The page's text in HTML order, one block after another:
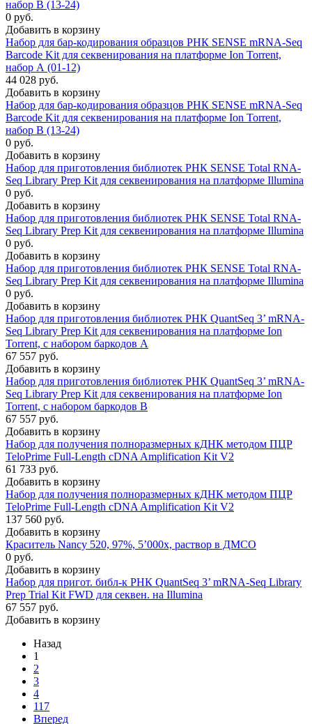
набор В (13-24)
0 руб.
Добавить в корзину
Набор для бар-кодирования образцов РНК SENSE mRNA-Seq
Barcode Kit для секвенирования на платформе Ion Torrent,
набор А (01-12)
44 028 руб.
Добавить в корзину
Набор для бар-кодирования образцов РНК SENSE mRNA-Seq
Barcode Kit для секвенирования на платформе Ion Torrent,
набор В (13-24)
0 руб.
Добавить в корзину
Набор для приготовления библиотек РНК SENSE Total RNA-
Seq Library Prep Kit для секвенирования на платформе Illumina
0 руб.
Добавить в корзину
Набор для приготовления библиотек РНК SENSE Total RNA-
Seq Library Prep Kit для секвенирования на платформе Illumina
0 руб.
Добавить в корзину
Набор для приготовления библиотек РНК SENSE Total RNA-
Seq Library Prep Kit для секвенирования на платформе Illumina
0 руб.
Добавить в корзину
Набор для приготовления библиотек РНК QuantSeq 3’ mRNA-
Seq Library Prep Kit для секвенирования на платформе Ion
Torrent, с набором баркодов А
67 557 руб.
Добавить в корзину
Набор для приготовления библиотек РНК QuantSeq 3’ mRNA-
Seq Library Prep Kit для секвенирования на платформе Ion
Torrent, с набором баркодов B
67 557 руб.
Добавить в корзину
Набор для получения полноразмерных кДНК методом ПЦР
TeloPrime Full-Length cDNA Amplification Kit V2
61 733 руб.
Добавить в корзину
Набор для получения полноразмерных кДНК методом ПЦР
TeloPrime Full-Length cDNA Amplification Kit V2
137 560 руб.
Добавить в корзину
Краситель Nancy 520, 97%, 5’000x, раствор в ДМСО
0 руб.
Добавить в корзину
Набор для пригот. библ-к РНК QuantSeq 3’ mRNA-Seq Library
Prep Trial Kit FWD для секвен. на Illumina
67 557 руб.
Добавить в корзину
Назад
1
2
3
4
117
Вперед